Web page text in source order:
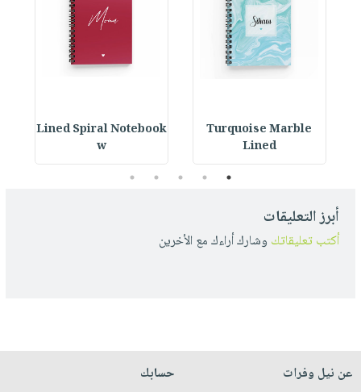
Turquoise Marble
Lined
Lined Spiral Notebook
w
1
2
3
4
5
أبرز التعليقات
أكتب تعليقاتك وشارك أراءك مع الأخرين
عن نيل وفرات
حسابك